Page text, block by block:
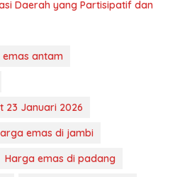
Daerah yang Partisipatif dan
emas antam
23 Januari 2026
emas di jambi
Harga emas di padang